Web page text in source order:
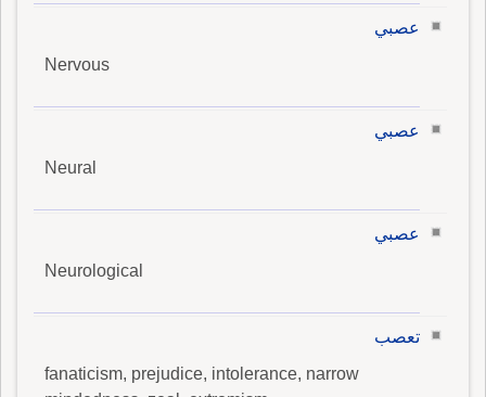
عصبي
Nervous
عصبي
Neural
عصبي
Neurological
تعصب
fanaticism, prejudice, intolerance, narrow